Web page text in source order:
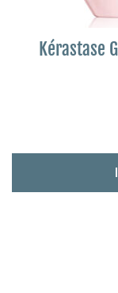
Kérastase